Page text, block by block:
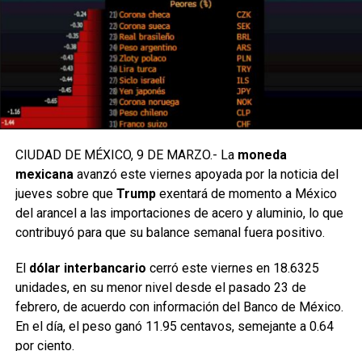
CIUDAD DE MÉXICO, 9 DE MARZO.- La moneda
mexicanaavanzó este viernes apoyada por la noticia del
jueves sobre que Trumpexentará de momento a México
del arancel a las importaciones de acero y aluminio, lo que
contribuyó para que su balance semanal fuera positivo.
El dólar interbancario cerró este viernes en 18.6325
unidades, en su menor nivel desde el pasado 23 de
febrero, de acuerdo con información del Banco de México.
En el día, el peso ganó 11.95 centavos, semejante a 0.64
por ciento.